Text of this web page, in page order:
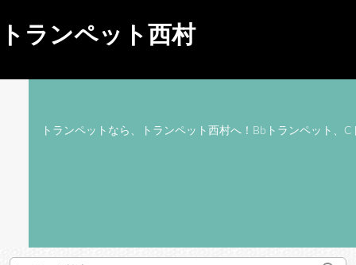
トランペット西村
トランペットなら、トランペット西村へ！Bbトランペット